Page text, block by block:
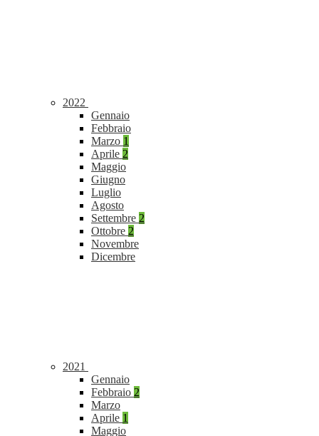
2022
Gennaio
Febbraio
Marzo 1
Aprile 2
Maggio
Giugno
Luglio
Agosto
Settembre 2
Ottobre 2
Novembre
Dicembre
2021
Gennaio
Febbraio 2
Marzo
Aprile 1
Maggio